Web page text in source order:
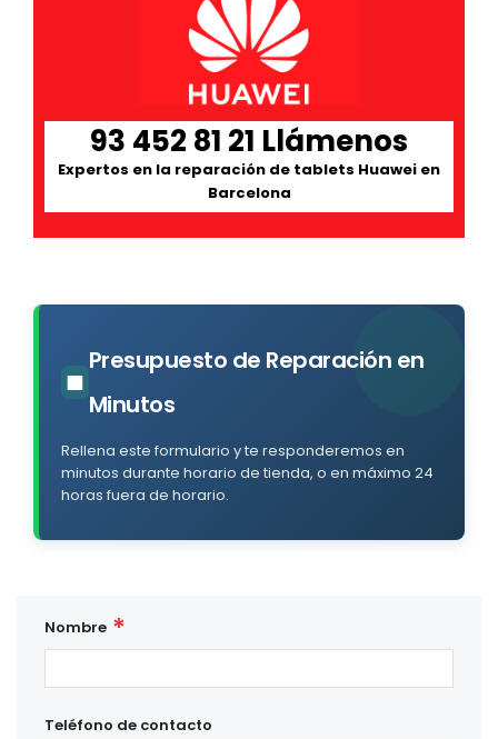
93 452 81 21 Llámenos
Expertos en la reparación de tablets Huawei en
Barcelona
■ Presupuesto de Reparación en
Minutos
Rellena este formulario y te responderemos en
minutos durante horario de tienda, o en máximo 24
horas fuera de horario.
Nombre
Teléfono de contacto